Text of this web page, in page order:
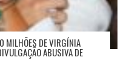
MILHÕES DE VIRGÍNIA
ABUSIVA DE